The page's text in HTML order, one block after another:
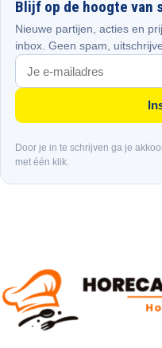
Blijf op de hoogte van
Nieuwe partijen, acties en
inbox. Geen spam,
Door je in te schrijven ga je
met één klik.